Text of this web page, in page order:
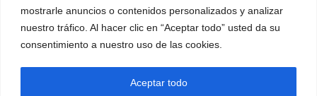
mostrarle anuncios o contenidos personalizados y analizar
nuestro tráfico. Al hacer clic en “Aceptar todo” usted da su
consentimiento a nuestro uso de las cookies.
Aceptar todo
MÁS INFORMACIÓN
Mapa de Sitio